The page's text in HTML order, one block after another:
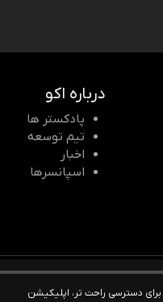
درباره اکو
پادکستر ها
تیم توسعه
اخبار
اسپانسرها
برای دسترسی راحت تر، اپلیکیشن